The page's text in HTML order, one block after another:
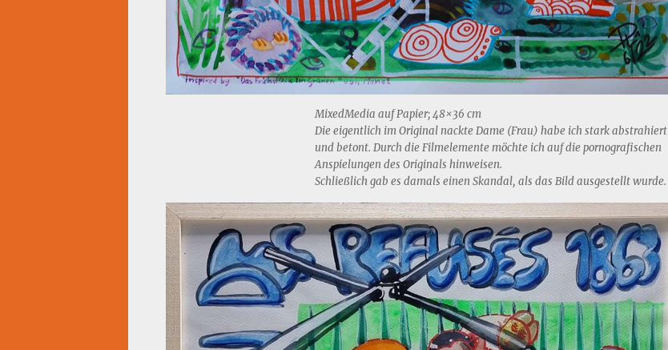
MixedMedia auf Papier; 48×36 cm
Die eigentlich im Original nackte Dame (Frau) habe ich stark abstrahiert
und betont. Durch die Filmelemente möchte ich auf die pornografischen
Anspielungen des Originals hinweisen.
Schließlich gab es damals einen Skandal, als das Bild ausgestellt wurde.